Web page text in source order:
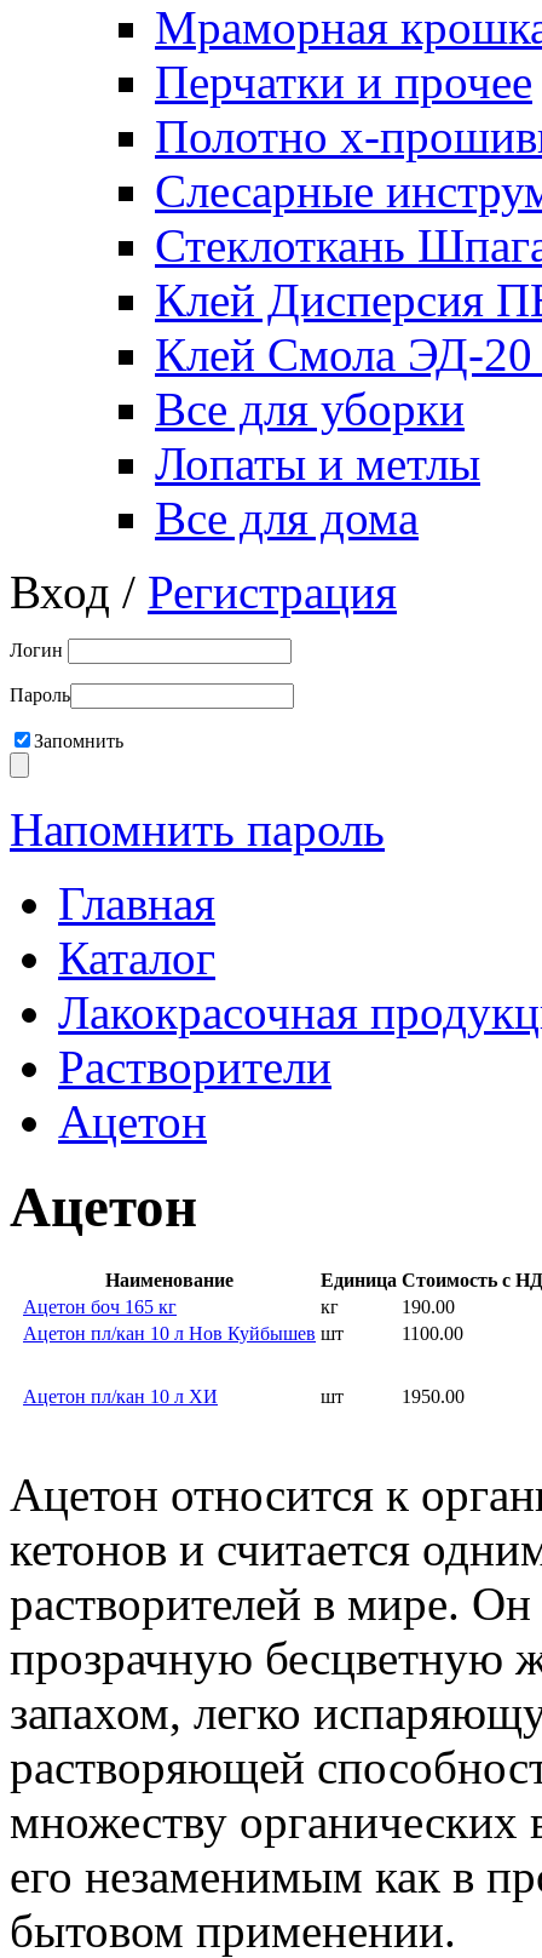
Мраморная
Перчатки и прочее
Полотно х-
Слесарные
Стеклоткань
Клей Дисперсия
Клей Смола ЭД-20
Все для уборки
Лопаты и метлы
Все для дома
Вход / Регистрация
Логин
Пароль
Запомнить
Напомнить пароль
Главная
Каталог
Лакокрасочная
Растворители
Ацетон
Ацетон
Наименование Единица Стоимость с
Ацетон боч 165 кг
кг
190.00
Ацетон пл/кан 10 л Нов Куйбышев шт 1100.00
Ацетон пл/кан 10 л ХИ шт 1950.00
Ацетон относится к
кетонов и считается
растворителей в мире. Он
прозрачную бесцветную
запахом, легко
растворяющей
множеству органических
его незаменимым как в
бытовом применении.